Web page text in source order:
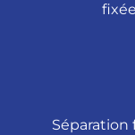
Séparation